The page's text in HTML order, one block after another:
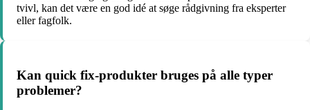
tvivl, kan det være en god idé at søge rådgivning fra eksperter
eller fagfolk.
Kan quick fix-produkter bruges på alle typer
problemer?